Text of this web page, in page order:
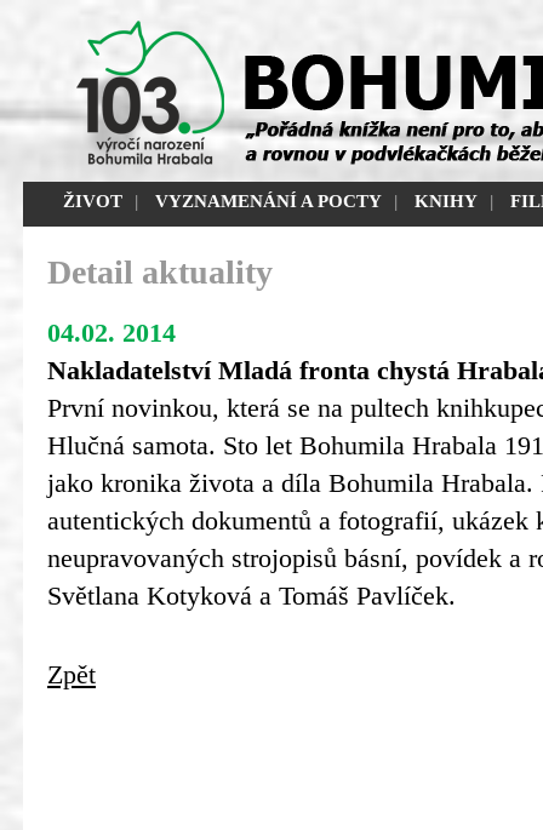
ŽIVOT | VYZNAMENÁNÍ A POCTY | KNIHY |
Detail aktuality
04.02. 2014
Nakladatelství Mladá fronta chystá
První novinkou, která se na pultech
Hlučná samota. Sto let Bohumila Hrabala
jako kronika života a díla Bohumila Hrabala.
autentických dokumentů a fotografií, ukázek
neupravovaných strojopisů básní, povídek a
Světlana Kotyková a Tomáš Pavlíček.
Zpět